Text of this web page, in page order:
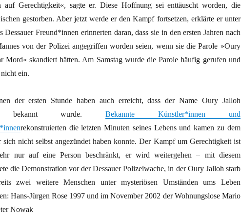
Gerechtigkeit«, sagte er. Diese Hoffnung sei enttäuscht worden, die
gestorben. Aber jetzt werde er den Kampf fortsetzen, erklärte er unter
Dessauer Freund*innen erinnerten daran, dass sie in den ersten Jahren nach
von der Polizei angegriffen worden seien, wenn sie die Parole »Oury
Mord« skandiert hätten. Am Samstag wurde die Parole häufig gerufen und
ein.
der ersten Stunde haben auch erreicht, dass der Name Oury Jalloh
bekannt wurde.Bekannte Künstler*innen und
rekonstruierten die letzten Minuten seines Lebens und kamen zu dem
sich nicht selbst angezündet haben konnte. Der Kampf um Gerechtigkeit ist
nur auf eine Person beschränkt, er wird weitergehen – mit diesem
die Demonstration vor der Dessauer Polizeiwache, in der Oury Jalloh starb
zwei weitere Menschen unter mysteriösen Umständen ums Leben
Hans-Jürgen Rose 1997 und im November 2002 der Wohnungslose Mario
Nowak